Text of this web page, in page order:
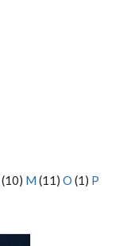
(10) M (11) O (1) P